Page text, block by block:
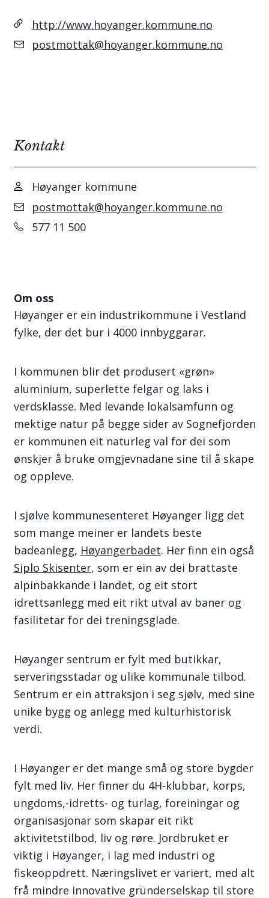
http://www.hoyanger.kommune.no
postmottak@hoyanger.kommune.no
Kontakt
Høyanger kommune
postmottak@hoyanger.kommune.no
577 11 500
Om oss
Høyanger er ein industrikommune i Vestland
fylke, der det bur i 4000 innbyggarar.
I kommunen blir det produsert «grøn»
aluminium, superlette felgar og laks i
verdsklasse. Med levande lokalsamfunn og
mektige natur på begge sider av Sognefjorden
er kommunen eit naturleg val for dei som
ønskjer å bruke omgjevnadane sine til å skape
og oppleve.
I sjølve kommunesenteret Høyanger ligg det
som mange meiner er landets beste
badeanlegg, Høyangerbadet. Her finn ein også
Siplo Skisenter, som er ein av dei brattaste
alpinbakkande i landet, og eit stort
idrettsanlegg med eit rikt utval av baner og
fasilitetar for dei treningsglade.
Høyanger sentrum er fylt med butikkar,
serveringsstadar og ulike kommunale tilbod.
Sentrum er ein attraksjon i seg sjølv, med sine
unike bygg og anlegg med kulturhistorisk
verdi.
I Høyanger er det mange små og store bygder
fylt med liv. Her finner du 4H-klubbar, korps,
ungdoms,-idretts- og turlag, foreiningar og
organisasjonar som skapar eit rikt
aktivitetstilbod, liv og røre. Jordbruket er
viktig i Høyanger, i lag med industri og
fiskeoppdrett. Næringslivet er variert, med alt
frå mindre innovative gründerselskap til store